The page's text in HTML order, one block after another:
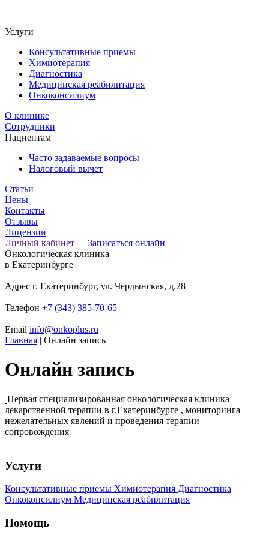
Услуги
Консультативные приемы
Химиотерапия
Диагностика
Медицинская реабилитация
Онкоконсилиум
О клинике
Сотрудники
Пациентам
Часто задаваемые вопросы
Налоговый вычет
Статьи
Цены
Контакты
Отзывы
Лицензии
Личный кабинет
Записаться онлайн
Онкологическая клиника
в Екатеринбурге
Адрес г. Екатеринбург, ул. Чердынская, д.28
Телефон +7 (343) 385-70-65
Email info@onkoplus.ru
Главная | Онлайн запись
Онлайн запись
Первая специализированная онкологическая клиника
лекарственной терапии в г.Екатеринбурге , мониторинга
нежелательных явлений и проведения терапии
сопровождения
Услуги
Консультативные приемы Химиотерапия Диагностика
Онкоконсилиум Медицинская реабилитация
Помощь